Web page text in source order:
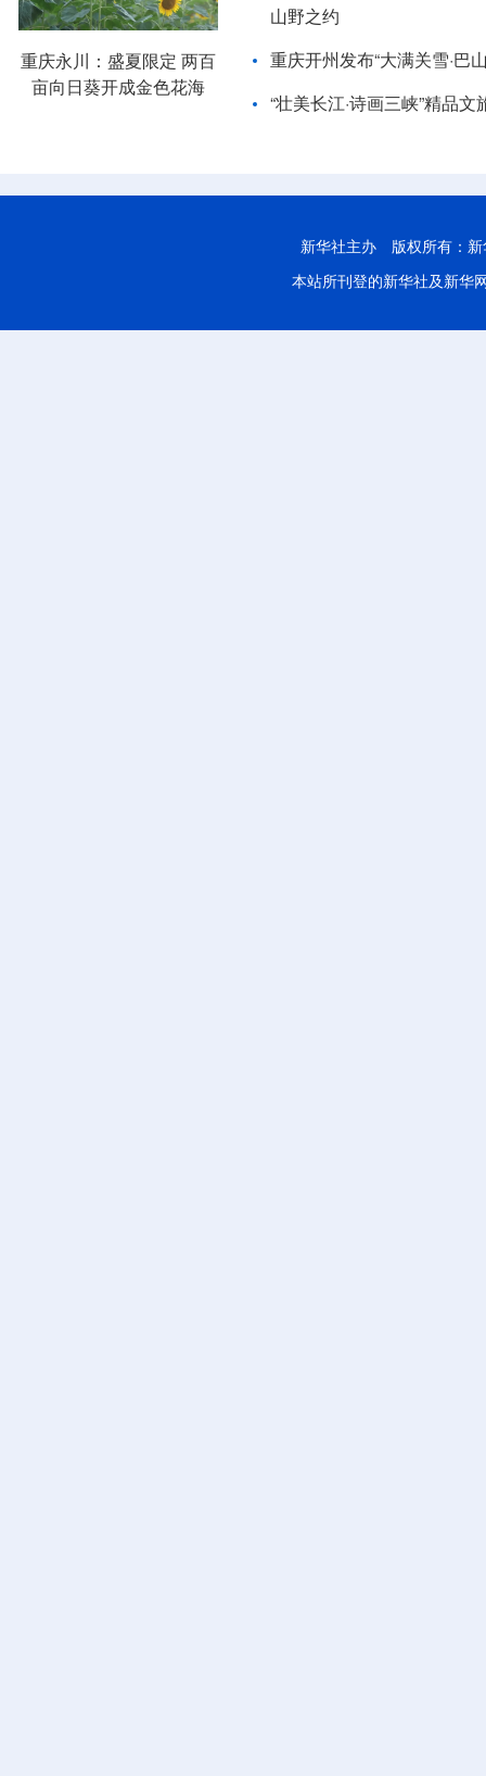
重庆永川：盛夏限定 两百
亩向日葵开成金色花海
山野之约
重庆开州发布“大满关雪·巴
“壮美长江·诗画三峡”精品
新华社主办 版权所有：
本站所刊登的新华社及新华